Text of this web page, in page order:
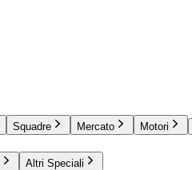
Squadre Mercato Motori
Altri Speciali